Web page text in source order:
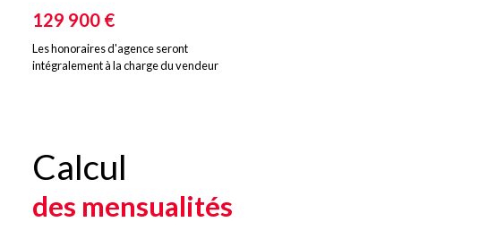
129 900 €
Les honoraires d'agence seront
intégralement à la charge du vendeur
Calcul
des mensualités